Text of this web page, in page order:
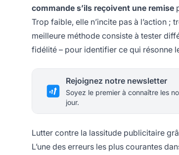
commande s’ils reçoivent une remise
Trop faible, elle n’incite pas à l’action
meilleure méthode consiste à tester
fidélité – pour identifier ce qui résonne
Rejoignez notre newsletter
Soyez le premier à connaître les
jour.
Lutter contre la lassitude publicitaire
L’une des erreurs les plus courantes